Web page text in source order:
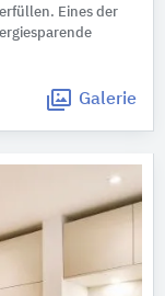
Eines der
Galerie